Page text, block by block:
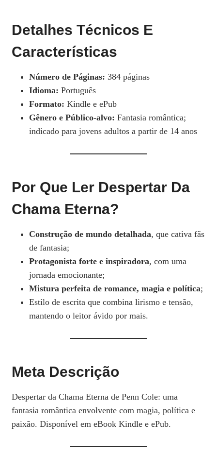
Detalhes Técnicos E
Características
Número de Páginas: 384 páginas
Idioma: Português
Formato: Kindle e ePub
Gênero e Público-alvo: Fantasia romântica;
indicado para jovens adultos a partir de 14 anos
Por Que Ler Despertar Da
Chama Eterna?
Construção de mundo detalhada, que cativa fãs
de fantasia;
Protagonista forte e inspiradora, com uma
jornada emocionante;
Mistura perfeita de romance, magia e política;
Estilo de escrita que combina lirismo e tensão,
mantendo o leitor ávido por mais.
Meta Descrição
Despertar da Chama Eterna de Penn Cole: uma
fantasia romântica envolvente com magia, política e
paixão. Disponível em eBook Kindle e ePub.